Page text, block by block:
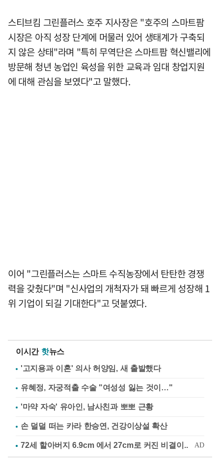
스티브킴 그린플러스 호주 지사장은 "호주의 스마트팜
시장은 아직 성장 단계에 머물러 있어 생태계가 구축되
지 않은 상태"라며 "특히 무역단은 스마트팜 혁신밸리에
방문해 청년 농업인 육성을 위한 교육과 임대 창업지원
에 대해 관심을 보였다"고 말했다.
이어 "그린플러스는 스마트 수직농장에서 탄탄한 경쟁
력을 갖췄다"며 "신사업의 개척자가 돼 빠르게 성장해 1
위 기업이 되길 기대한다"고 덧붙였다.
이시간 핫뉴스
'고지용과 이혼' 의사 허양임, 새 출발했다
유혜정, 자궁적출 수술 "여성성 잃는 것이…"
'마약 자숙' 유아인, 남사친과 뽀뽀 근황
손 덜덜 떠는 카라 한승연, 건강이상설 확산